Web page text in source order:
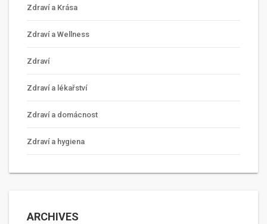
Zdraví a Krása
Zdraví a Wellness
Zdraví
Zdraví a lékařství
Zdraví a domácnost
Zdraví a hygiena
ARCHIVES